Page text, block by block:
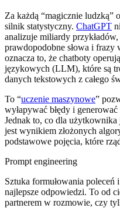
Za każdą “magicznie ludzką”
silnik statystyczny. ChatGPT
analizuje miliardy
prawdopodobne słowa i
oznacza to, że chatboty
językowych (LLM), które są
danych tekstowych z całego
To “uczenie maszynowe”
wyłapywać błędy i
Jednak to, co dla użytkownika
jest wynikiem złożonych
podstawowe pojęcia, które
Prompt engineering
Sztuka formułowania poleceń
najlepsze odpowiedzi. To od
partnerem w rozmowie, czy